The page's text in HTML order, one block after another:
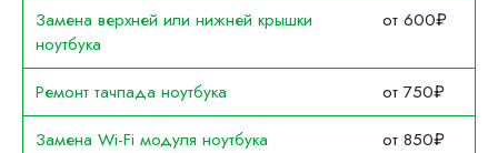
Замена верхней или нижней крышки
ноутбука
от 600₽
Ремонт тачпада ноутбука
от 750₽
Замена Wi-Fi модуля ноутбука
от 850₽